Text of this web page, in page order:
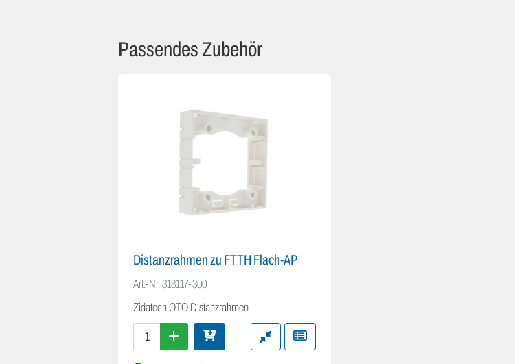
Passendes Zubehör
Distanzrahmen zu FTTH Flach-AP
Art.-Nr.318117-300
Zidatech OTO Distanzrahmen